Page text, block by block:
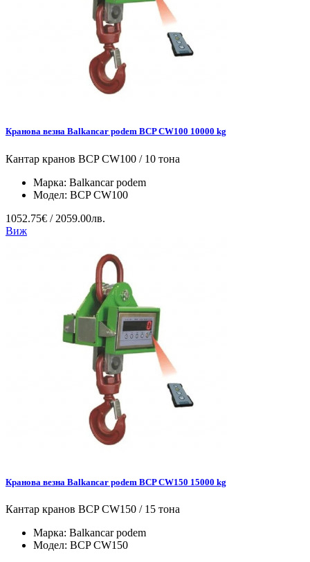
Кранова везна Balkancar podem BCP CW100 10000 kg
Кантар кранов BCP CW100 / 10 тона
Марка: Balkancar podem
Модел: BCP CW100
1052.75€ / 2059.00лв.
Виж
Кранова везна Balkancar podem BCP CW150 15000 kg
Кантар кранов BCP CW150 / 15 тона
Марка: Balkancar podem
Модел: BCP CW150